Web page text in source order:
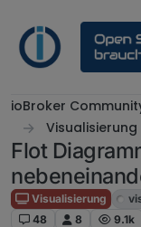
ioBroker
Visualisierung
Flot
Visualisierung
48
8 9.1k